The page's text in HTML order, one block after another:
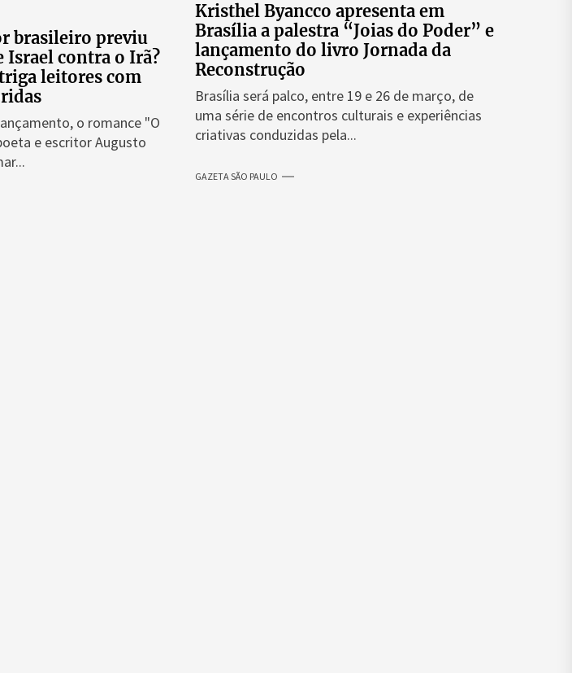
brasileiro previu
Israel contra o Irã?
leitores com
o romance "O
e escritor Augusto
Kristhel Byancco apresenta em
Brasília a palestra “Joias do Poder” e
lançamento do livro Jornada da
Reconstrução
Brasília será palco, entre 19 e 26 de março, de
uma série de encontros culturais e experiências
criativas conduzidas pela...
GAZETA SÃO PAULO